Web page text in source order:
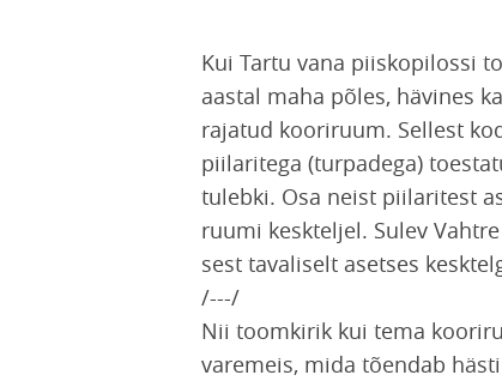
Kui Tartu vana piiskopilossi
aastal maha põles, hävines
rajatud kooriruum. Sellest
piilaritega (turpadega)
tulebki. Osa neist piilaritest
ruumi keskteljel. Sulev
sest tavaliselt asetses
/---/
Nii toomkirik kui tema
varemeis, mida tõendab